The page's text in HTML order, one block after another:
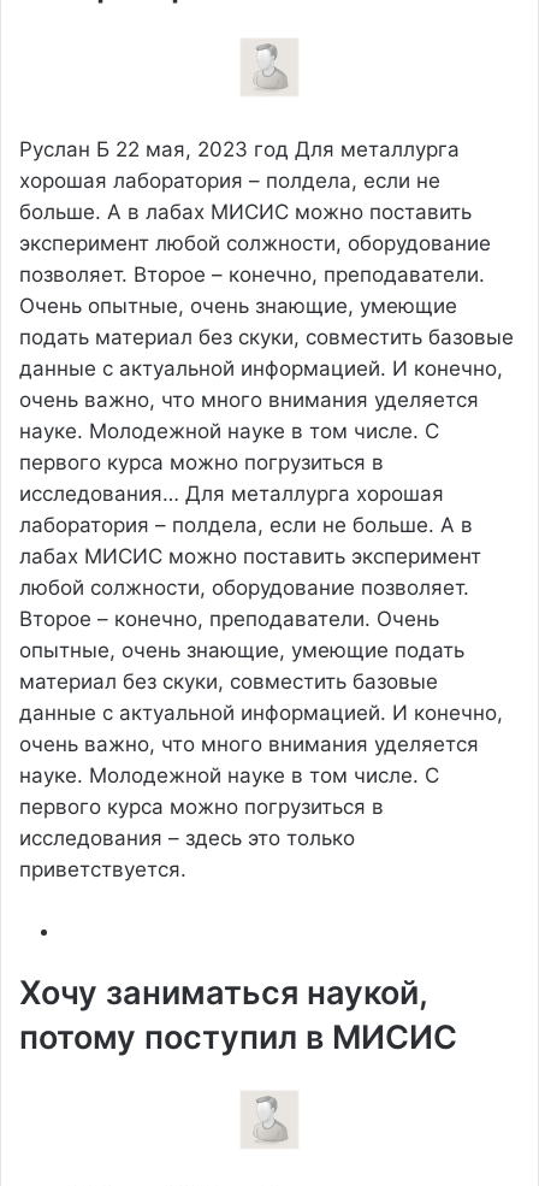
Руслан Б 22 мая, 2023 год Для металлурга
хорошая лаборатория – полдела, если не
больше. А в лабах МИСИС можно поставить
эксперимент любой солжности, оборудование
позволяет. Второе – конечно, преподаватели.
Очень опытные, очень знающие, умеющие
подать материал без скуки, совместить базовые
данные с актуальной информацией. И конечно,
очень важно, что много внимания уделяется
науке. Молодежной науке в том числе. С
первого курса можно погрузиться в
исследования… Для металлурга хорошая
лаборатория – полдела, если не больше. А в
лабах МИСИС можно поставить эксперимент
любой солжности, оборудование позволяет.
Второе – конечно, преподаватели. Очень
опытные, очень знающие, умеющие подать
материал без скуки, совместить базовые
данные с актуальной информацией. И конечно,
очень важно, что много внимания уделяется
науке. Молодежной науке в том числе. С
первого курса можно погрузиться в
исследования – здесь это только
приветствуется.
Хочу заниматься наукой,
потому поступил в МИСИС